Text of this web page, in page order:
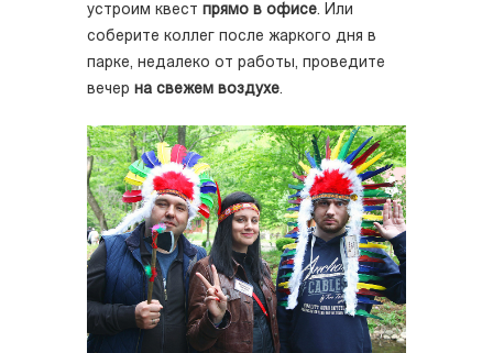
устроим квест прямо в офисе. Или
соберите коллег после жаркого дня в
парке, недалеко от работы, проведите
вечер на свежем воздухе.